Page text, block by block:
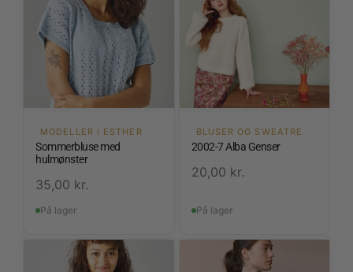
MODELLER I ESTHER
Sommerbluse med
hulmønster
35,00 kr.
På lager
BLUSER OG SWEATRE
2002-7 Alba Genser
20,00 kr.
På lager